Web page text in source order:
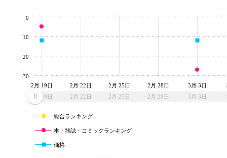
2月 19日 2月 22日 2月 25日 2月 28日 3月 3日
2月 19日 2月 22日 2月 25日 2月 28日 3月 3日
0
10
20
30
総合ランキング
本・雑誌・コミックランキング
価格